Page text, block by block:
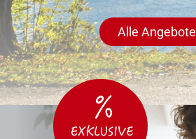
Alle Angebote